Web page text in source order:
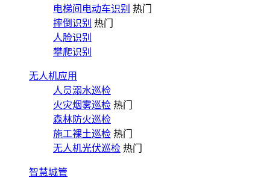
电梯间电动车识别 热门
摔倒识别 热门
人脸识别
攀爬识别
无人机应用
人员溺水巡检
火灾烟雾巡检 热门
森林防火巡检
施工裸土巡检 热门
无人机光伏巡检 热门
智慧城管